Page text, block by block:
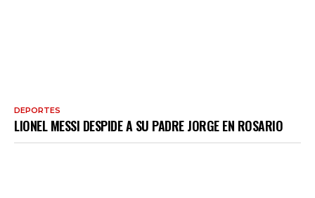
DEPORTES
LIONEL MESSI DESPIDE A SU PADRE JORGE EN ROSARIO